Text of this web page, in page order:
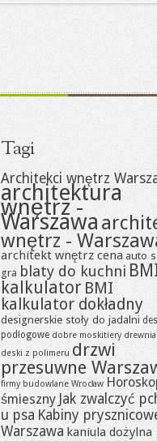
Tagi
Architekci wnętrz
architektura
wnętrz -
Warszawa
wnętrz -
architekt wnętrz cena auto
gra blaty do kuchni
kalkulator BMI
kalkulator dokładny
designerskie stoły do jadalni
podłogowe dobre moskitiery
deski z polimeru drzwi
przesuwne
firmy budowlane Wrocław
śmieszny Jak zwalczyć
u psa Kabiny
Warszawa kaniula dożylna